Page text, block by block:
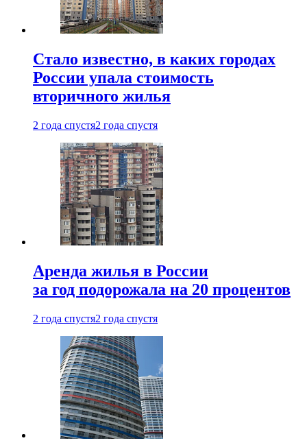
Стало известно, в каких городах
России упала стоимость
вторичного жилья
2 года спустя2 года спустя
Аренда жилья в России
за год подорожала на 20 процентов
2 года спустя2 года спустя